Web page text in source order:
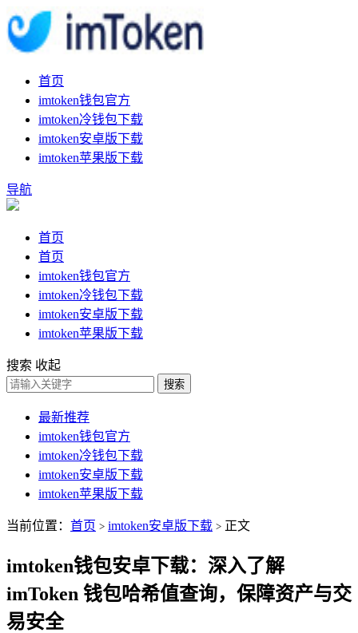
首页
imtoken钱包官方
imtoken冷钱包下载
imtoken安卓版下载
imtoken苹果版下载
导航
首页
首页
imtoken钱包官方
imtoken冷钱包下载
imtoken安卓版下载
imtoken苹果版下载
搜索 收起
搜索
最新推荐
imtoken钱包官方
imtoken冷钱包下载
imtoken安卓版下载
imtoken苹果版下载
当前位置： 首页 > imtoken安卓版下载 > 正文
imtoken钱包安卓下载：深入了解
imToken 钱包哈希值查询，保障资产与交
易安全